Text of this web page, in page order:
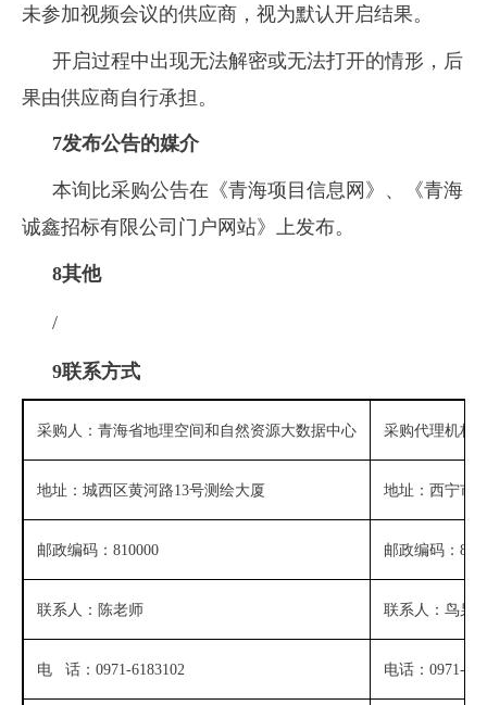
未参加视频会议的供应商，视为默认开启结果。
开启过程中出现无法解密或无法打开的情形，后
果由供应商自行承担。
7发布公告的媒介
本询比采购公告在《青海项目信息网》、《青海
诚鑫招标有限公司门户网站》上发布。
8其他
/
9联系方式
采购人：青海省地理空间和自然资源大数据中心 采购代理机构
地址：城西区黄河路13号测绘大厦 地址：西宁市
邮政编码：810000 邮政编码：
联系人： 陈老师 联系人：鸟枭
电 话：0971-6183102 电话：0971-